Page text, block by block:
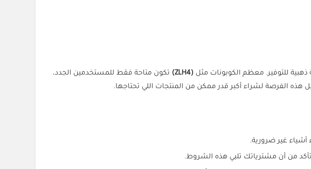
للتوفير. معظم الكوبونات مثل (
ZLH4
) تكون متاحة فقط للمستخدمين الجدد،
الفرصة لشراء أكبر قدر ممكن من المنتجات اللي تحتاجها.
أشياء غير ضرورية.
من أن مشترياتك تلبي هذه الشروط.